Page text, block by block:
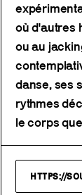
où d'autres
ou au
danse, ses
rythmes
le corps
HTTPS://